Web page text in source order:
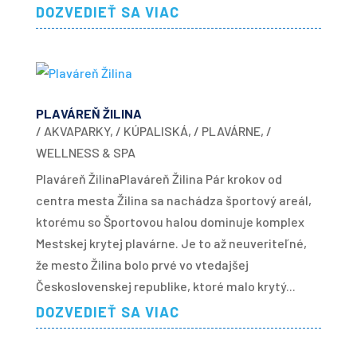
DOZVEDIEŤ SA VIAC
PLAVÁREŇ ŽILINA
/ AKVAPARKY, / KÚPALISKÁ, / PLAVÁRNE, /
WELLNESS & SPA
Plaváreň ŽilinaPlaváreň Žilina Pár krokov od
centra mesta Žilina sa nachádza športový areál,
ktorému so Športovou halou dominuje komplex
Mestskej krytej plavárne. Je to až neuveriteľné,
že mesto Žilina bolo prvé vo vtedajšej
Československej republike, ktoré malo krytý...
DOZVEDIEŤ SA VIAC